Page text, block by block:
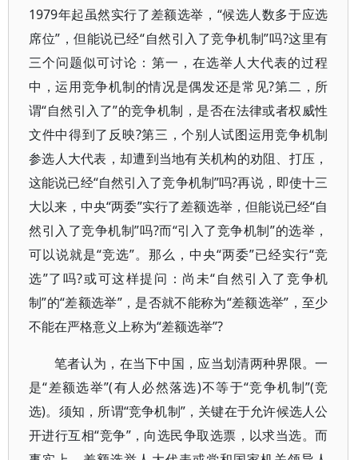
1979年起虽然实行了差额选举，“候选人数多于应选
席位”，但能说已经“自然引入了竞争机制”吗?这里有
三个问题似可讨论：第一，在选举人大代表的过程
中，运用竞争机制的情况是偶发还是常见?第二，所
谓“自然引入了”的竞争机制，是否在法律或者权威性
文件中得到了反映?第三，个别人试图运用竞争机制
参选人大代表，却遭到当地有关机构的劝阻、打压，
这能说已经“自然引入了竞争机制”吗?再说，即使十三
大以来，中央“两委”实行了差额选举，但能说已经“自
然引入了竞争机制”吗?而“引入了竞争机制”的选举，
可以说就是“竞选”。那么，中央“两委”已经实行“竞
选”了吗?或可这样提问：尚未“自然引入了竞争机
制”的“差额选举”，是否就不能称为“差额选举”，至少
不能在严格意义上称为“差额选举”?
笔者认为，在当下中国，应当划清两种界限。一
是“差额选举”(有人必然落选)不等于“竞争机制”(竞
选)。须知，所谓“竞争机制”，关键在于允许候选人公
开进行互相“竞争”，向选民争取选票，以求当选。而